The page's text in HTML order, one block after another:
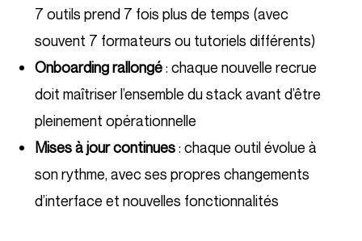
7 outils prend 7 fois plus de temps (avec
souvent 7 formateurs ou tutoriels différents)
Onboarding rallongé: chaque nouvelle recrue
doit maîtriser l’ensemble du stack avant d’être
pleinement opérationnelle
Mises à jour continues: chaque outil évolue à
son rythme, avec ses propres changements
d’interface et nouvelles fonctionnalités